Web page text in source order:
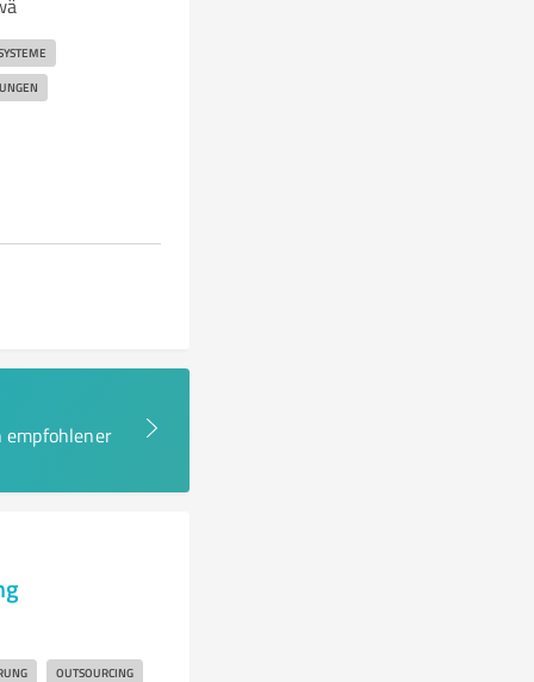
empfohlener
OUTSOURCING